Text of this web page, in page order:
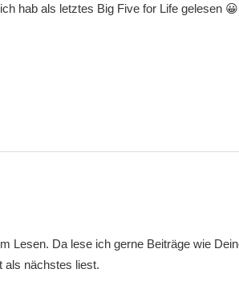
hab als letztes Big Five for Life gelesen 😀
Lesen. Da lese ich gerne Beiträge wie
als nächstes liest.